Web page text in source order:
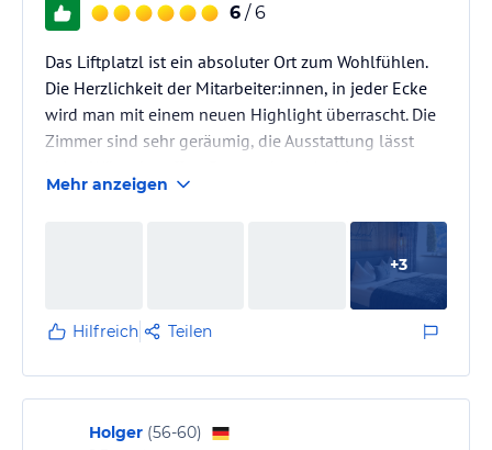
6 / 6
Das Liftplatzl ist ein absoluter Ort zum Wohlfühlen.
Die Herzlichkeit der Mitarbeiter:innen, in jeder Ecke
wird man mit einem neuen Highlight überrascht. Die
Zimmer sind sehr geräumig, die Ausstattung lässt
mit ursprünglicher Natürlichkeit, die gemütliche
Einrichtung mit viel Holz, die Liebe zum Detail hat
mich und meine Familie absolut überzeugt. In die
gemütlichen Polster-Betten kann man sich nach
einem Skitag oder einem Spaziergang in der
wunderbaren Umgebung…
Mehr anzeigen
+3
Hilfreich Teilen
Holger (56-60)